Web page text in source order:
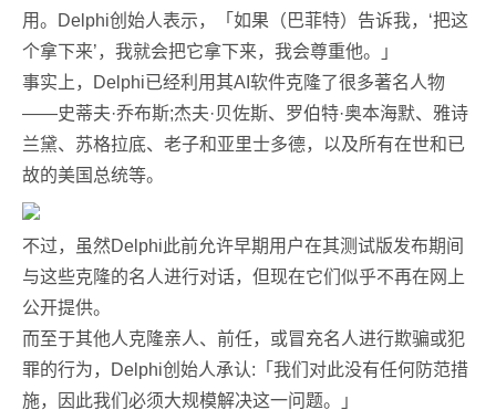
用。Delphi创始人表示，「如果（巴菲特）告诉我，‘把这
个拿下来’，我就会把它拿下来，我会尊重他。」
事实上，Delphi已经利用其AI软件克隆了很多著名人物
——史蒂夫·乔布斯;杰夫·贝佐斯、罗伯特·奥本海默、雅诗
兰黛、苏格拉底、老子和亚里士多德，以及所有在世和已
故的美国总统等。
不过，虽然Delphi此前允许早期用户在其测试版发布期间
与这些克隆的名人进行对话，但现在它们似乎不再在网上
公开提供。
而至于其他人克隆亲人、前任，或冒充名人进行欺骗或犯
罪的行为，Delphi创始人承认:「我们对此没有任何防范措
施，因此我们必须大规模解决这一问题。」